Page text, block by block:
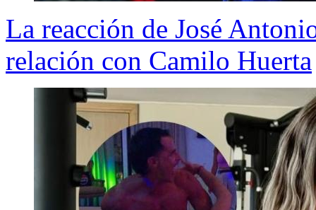
La reacción de José
relación con Camilo Huerta